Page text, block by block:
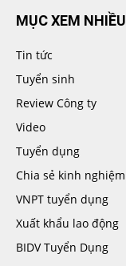
MỤC XEM NHIỀU
Tin tức
Tuyển sinh
Review Công ty
Video
Tuyển dụng
Chia sẻ kinh nghiệm
VNPT tuyển dụng
Xuất khẩu lao động
BIDV Tuyển Dụng